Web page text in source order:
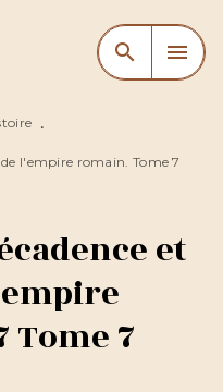
CONTENU
search menu
•
l'empire romain. Tome 7
et
Tome 7